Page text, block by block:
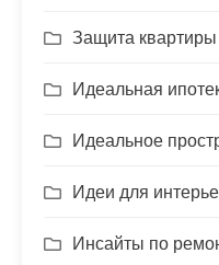
Защита
Идеальная
Идеальное
Идеи для
Инсайты по